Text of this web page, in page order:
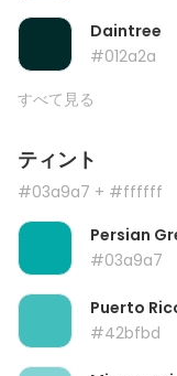
Daintree
#012a2a
すべて見る
ティント
#03a9a7 + #ffffff
Persian
#03a9a7
Puerto
#42bfbd